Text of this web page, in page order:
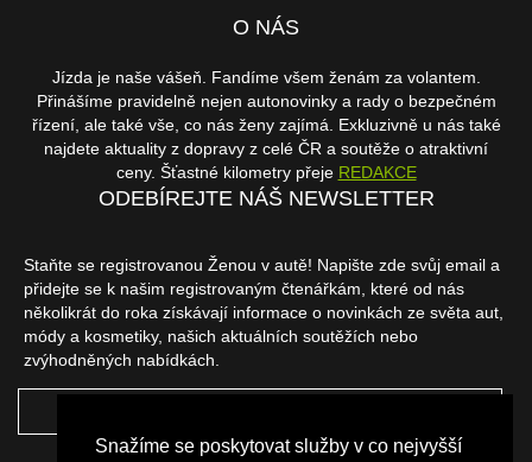
Snažíme se poskytovat služby v co nejvyšší
O NÁS
Jízda je naše vášeň. Fandíme všem ženám za volantem.
Přinášíme pravidelně nejen autonovinky a rady o bezpečném
řízení, ale také vše, co nás ženy zajímá. Exkluzivně u nás také
najdete aktuality z dopravy z celé ČR a soutěže o atraktivní
ceny. Šťastné kilometry přeje REDAKCE
ODEBÍREJTE NÁŠ NEWSLETTER
Staňte se registrovanou Ženou v autě! Napište zde svůj email a
přidejte se k našim registrovaným čtenářkám, které od nás
několikrát do roka získávají informace o novinkách ze světa aut,
módy a kosmetiky, našich aktuálních soutěžích nebo
zvýhodněných nabídkách.
NAŠI PARTNEŘI